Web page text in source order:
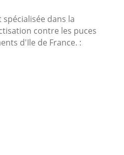
spécialisée dans la
contre les puces
d'Ile de France. :